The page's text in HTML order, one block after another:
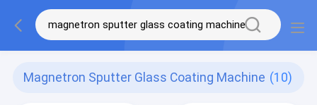
Magnetron Sputter Glass Coating Machine (10)